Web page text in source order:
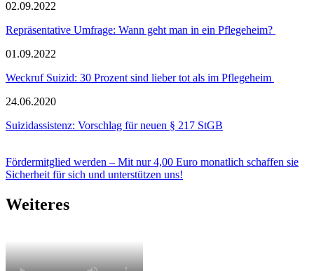
02.09.2022
Repräsentative Umfrage: Wann geht man in ein Pflegeheim?
01.09.2022
Weckruf Suizid: 30 Prozent sind lieber tot als im Pflegeheim
24.06.2020
Suizidassistenz: Vorschlag für neuen § 217 StGB
Fördermitglied werden – Mit nur 4,00 Euro monatlich schaffen sie
Sicherheit für sich und unterstützen uns!
Weiteres